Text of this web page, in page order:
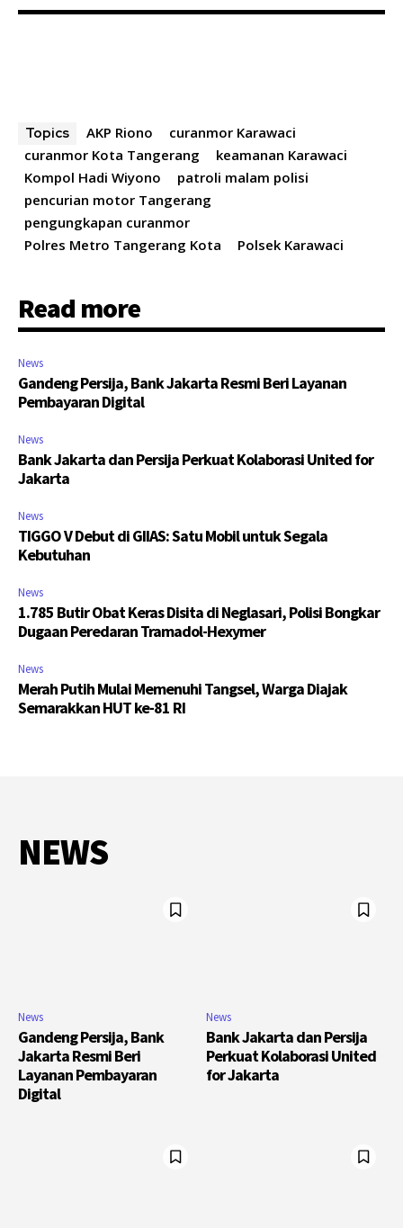
Topics AKP Riono
curanmor Karawaci
curanmor Kota Tangerang
keamanan Karawaci
Kompol Hadi Wiyono
patroli malam polisi
pencurian motor Tangerang
pengungkapan curanmor
Polres Metro Tangerang Kota
Polsek Karawaci
Read more
News
Gandeng Persija, Bank Jakarta Resmi Beri Layanan
Pembayaran Digital
News
Bank Jakarta dan Persija Perkuat Kolaborasi United for
Jakarta
News
TIGGO V Debut di GIIAS: Satu Mobil untuk Segala
Kebutuhan
News
1.785 Butir Obat Keras Disita di Neglasari, Polisi Bongkar
Dugaan Peredaran Tramadol-Hexymer
News
Merah Putih Mulai Memenuhi Tangsel, Warga Diajak
Semarakkan HUT ke-81 RI
NEWS
News
Gandeng Persija, Bank
Jakarta Resmi Beri
Layanan Pembayaran
Digital
News
Bank Jakarta dan Persija
Perkuat Kolaborasi United
for Jakarta